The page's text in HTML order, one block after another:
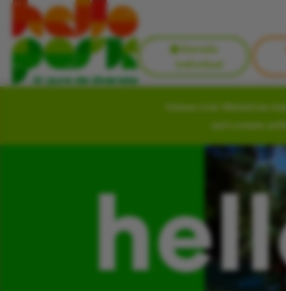
Entrada
Individual
Vamos criar Memórias
Let’s create